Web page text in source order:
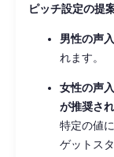
ピッチ設定の提
男性の声
れます。
女性の声
が推奨さ
特定の値
ゲットス